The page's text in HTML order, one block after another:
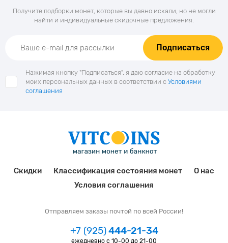
Получите подборки монет, которые вы давно искали, но не могли
найти и индивидуальные скидочные предложения.
Подписаться
Нажимая кнопку "Подписаться", я даю согласие на обработку
моих персональных данных в соответствии с Условиями
соглашения
Скидки Классификация состояния монет
О нас
Условия соглашения
Отправляем заказы почтой по всей России!
+7 (925)444-21-34
ежедневно с 10-00 до 21-00